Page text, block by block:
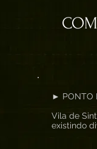
► PONTO
Vila de
existindo